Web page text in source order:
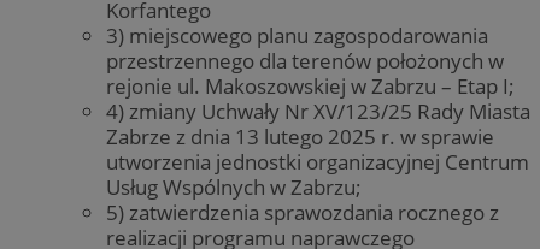
Korfantego
3) miejscowego planu zagospodarowania
przestrzennego dla terenów położonych w
rejonie ul. Makoszowskiej w Zabrzu – Etap I;
4) zmiany Uchwały Nr XV/123/25 Rady Miasta
Zabrze z dnia 13 lutego 2025 r. w sprawie
utworzenia jednostki organizacyjnej Centrum
Usług Wspólnych w Zabrzu;
5) zatwierdzenia sprawozdania rocznego z
realizacji programu naprawczego